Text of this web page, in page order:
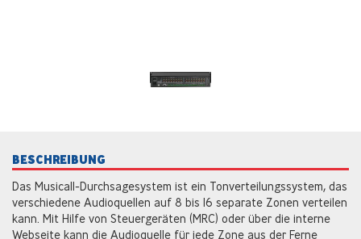
BESCHREIBUNG
Das Musicall-Durchsagesystem ist ein Tonverteilungssystem, das
verschiedene Audioquellen auf 8 bis 16 separate Zonen verteilen
kann. Mit Hilfe von Steuergeräten (MRC) oder über die interne
Webseite kann die Audioquelle für jede Zone aus der Ferne